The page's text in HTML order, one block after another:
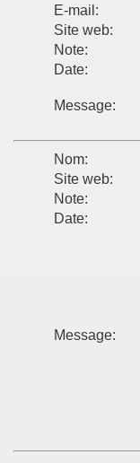
E-mail:
Site web:
Note:
Date:
Message:
Nom:
Site web:
Note:
Date:
Message: